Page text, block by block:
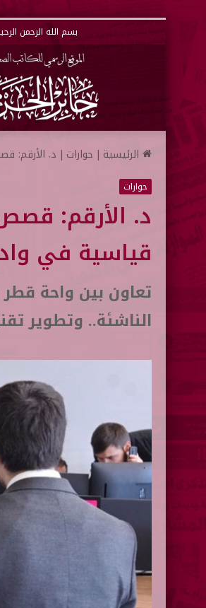
بسم الله الرحمن
الرئيسية | حوارات | د. الأرقم:
حوارات
د. الأرقم:
قياسية في
تعاون بين واحة قطر
الناشئة.. وتطوير